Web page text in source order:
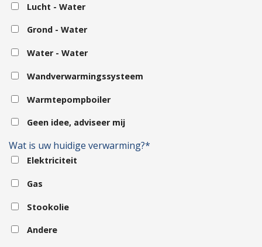
Lucht - Water
Grond - Water
Water - Water
Wandverwarmingssysteem
Warmtepompboiler
Geen idee, adviseer mij
Wat is uw huidige verwarming?*
Elektriciteit
Gas
Stookolie
Andere